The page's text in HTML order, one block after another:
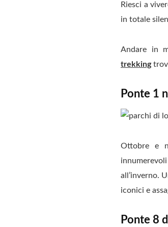
Riesci a
in totale
Andare in
trekking
Ponte 1
Ottobre e
all’inverno.
iconici e
Ponte 8